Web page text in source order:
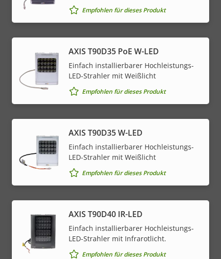
Empfohlen für dieses Produkt
AXIS T90D35 PoE W-LED
Einfach installierbarer Hochleistungs-
LED-Strahler mit Weißlicht
Empfohlen für dieses Produkt
AXIS T90D35 W-LED
Einfach installierbarer Hochleistungs-
LED-Strahler mit Weißlicht
Empfohlen für dieses Produkt
AXIS T90D40 IR-LED
Einfach installierbarer Hochleistungs-
LED-Strahler mit Infrarotlicht.
Empfohlen für dieses Produkt